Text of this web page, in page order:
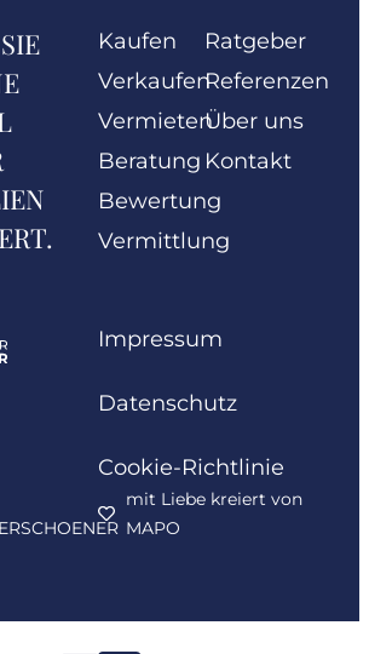
Kaufen
Verkaufen
Vermieten
Beratung
Bewertung
Vermittlung
Ratgeber
Referenzen
Über uns
Kontakt
Impressum
Datenschutz
Cookie-Richtlinie
mit Liebe kreiert von
MAPO